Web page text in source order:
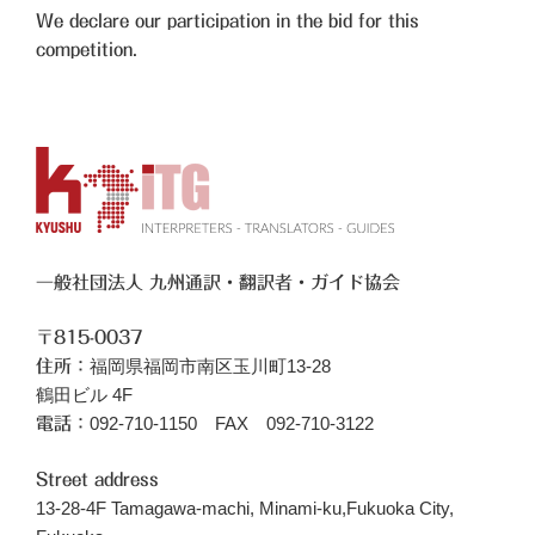
We declare our participation in the bid for this
competition.
一般社団法人 九州通訳・翻訳者・ガイド協会
〒815-0037
住所： 福岡県福岡市南区玉川町13-28
鶴田ビル 4F
電話： 092-710-1150 FAX 092-710-3122
Street address
13-28-4F Tamagawa-machi, Minami-ku,Fukuoka City,